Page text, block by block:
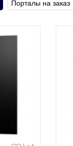
Порталы на заказ